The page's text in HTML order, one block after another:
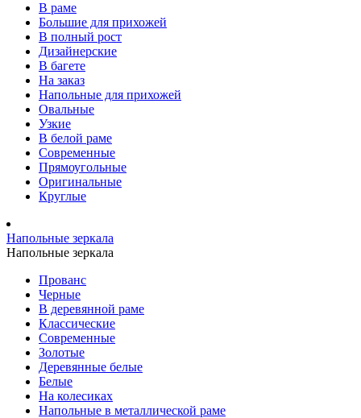
В раме
Большие для прихожей
В полный рост
Дизайнерские
В багете
На заказ
Напольные для прихожей
Овальные
Узкие
В белой раме
Современные
Прямоугольные
Оригинальные
Круглые
Напольные зеркала
Напольные зеркала
Прованс
Черные
В деревянной раме
Классические
Современные
Золотые
Деревянные белые
Белые
На колесиках
Напольные в металлической раме